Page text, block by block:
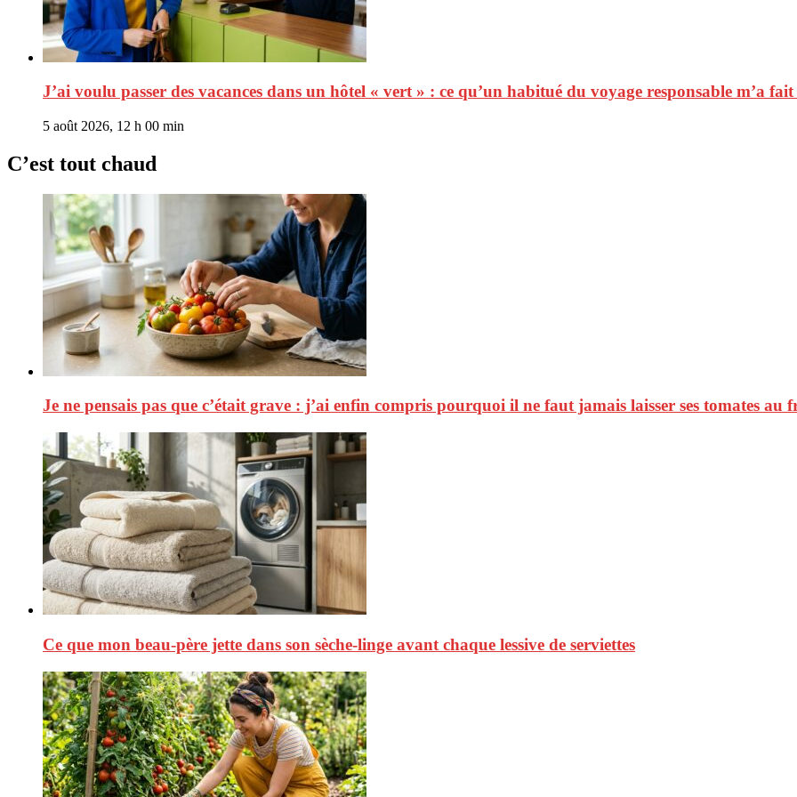
J’ai voulu passer des vacances dans un hôtel « vert » : ce qu’un habitué du voyage responsable m’a
5 août 2026, 12 h 00 min
C’est tout chaud
Je ne pensais pas que c’était grave : j’ai enfin compris pourquoi il ne faut jamais laisser ses tomates au
Ce que mon beau-père jette dans son sèche-linge avant chaque lessive de serviettes